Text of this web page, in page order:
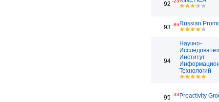
92
93 -86 Russian
94
Научно-
Институт
Технологий
95 -33 Proactivity